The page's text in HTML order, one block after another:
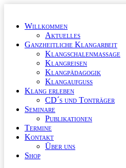
wechselnWillkommen
Aktuelles
Ganzheitliche Klangarbeit
Klangschalenmassage
Klangreisen
Klangpädagogik
Klangaufguss
Klang erleben
CD´s und Tonträger
Seminare
Publikationen
Termine
Kontakt
Über uns
Shop